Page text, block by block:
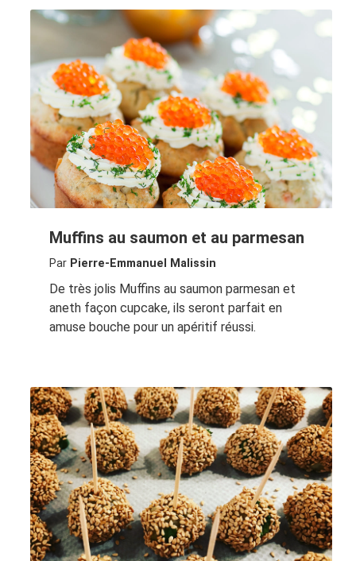
Muffins au saumon et au parmesan
Par Pierre-Emmanuel Malissin
De très jolis Muffins au saumon parmesan et
aneth façon cupcake, ils seront parfait en
amuse bouche pour un apéritif réussi.